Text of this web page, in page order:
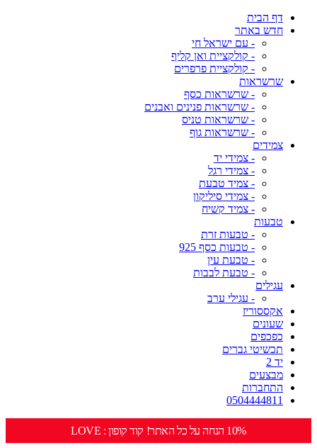
דף הבית
חדש באתר
- עם ישראל חי
- קולקציית ואן קליף
- קולקציית פרפרים
שרשראות
- שרשראות כסף
- שרשראות פנינים ואבנים
- שרשראות טניס
- שרשראות גוף
צמידים
- צמידי יד
- צמידי רגל
- צמיד טבעת
- צמידי סיליקון
- צמיד קשיח
טבעות
- טבעות זרת
- טבעות כסף 925
- טבעת עין
- טבעת לבבות
עגילים
- עגילי ערב
אקססוריז
שעונים
כפכפים
תכשיטי גברים
יד 2
מבצעים
התחברות
0504444811
10% הנחה על כל האתר! קוד קופון : LOVE